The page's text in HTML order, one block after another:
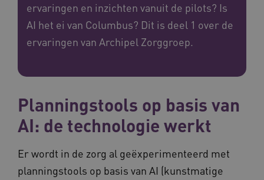
ervaringen en inzichten vanuit de pilots? Is
AI het ei van Columbus? Dit is deel 1 over de
ervaringen van Archipel Zorggroep.
Planningstools op basis van
AI: de technologie werkt
Er wordt in de zorg al geëxperimenteerd met
planningstools op basis van AI (kunstmatige